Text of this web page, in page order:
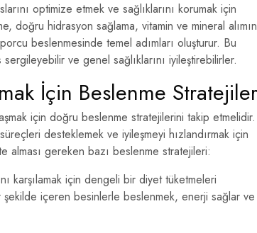
optimize etmek ve sağlıklarını korumak için
doğru hidrasyon sağlama, vitamin ve mineral
beslenmesinde temel adımları oluşturur. Bu
ve genel sağlıklarını iyileştirebilirler.
İçin Beslenme
için doğru beslenme stratejilerini takip etmelidir.
desteklemek ve iyileşmeyi hızlandırmak için
alması gereken bazı beslenme stratejileri:
karşılamak için dengeli bir diyet tüketmeleri
içeren besinlerle beslenmek, enerji sağlar ve